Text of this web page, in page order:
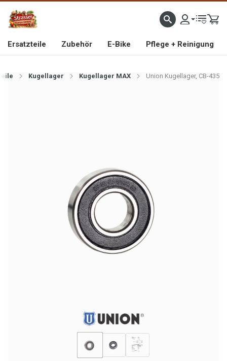
IMPORTEUR VON HOCHWERTIGEN FAHRRAD- UND MOFAERSATZTEILEN SEIT 1993
Ersatzteile Zubehör E-Bike Pflege + Reinigung
Kugellager Kugellager MAX Union Kugellager, CB-435